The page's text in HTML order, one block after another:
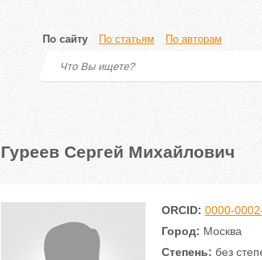
По сайту По статьям По авторам
Гуреев Сергей Михайлович
ORCID: 0000-
Город: Москва
Степень: без